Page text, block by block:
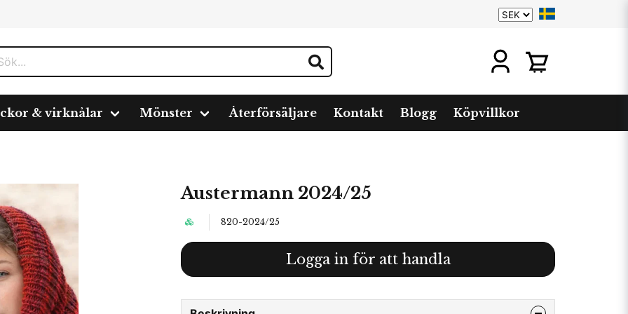
& virknålar Mönster Återförsäljare Kontakt Blogg Köpvillkor
Austermann 2024/25
820-2024/25
Logga in för att handla